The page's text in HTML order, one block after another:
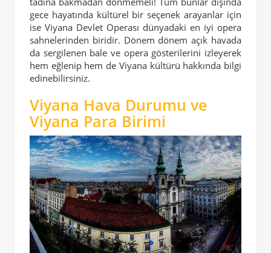
gece hayatında kültürel bir seçenek arayanlar için
ise Viyana Devlet Operası dünyadaki en iyi opera
sahnelerinden biridir. Dönem dönem açık havada
da sergilenen bale ve opera gösterilerini izleyerek
hem eğlenip hem de Viyana kültürü hakkında bilgi
edinebilirsiniz.
Viyana Hava Durumu ve
Viyana Para Birimi